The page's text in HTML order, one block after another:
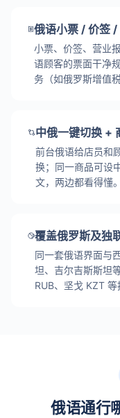
俄语小票 / 价签
小票、价签、营业
语顾客的票面干净
务（如俄罗斯增值
中俄一键切换 +
前台俄语给店员和
换；同一商品可设
文，两边都看得懂。
覆盖俄罗斯及独
同一套俄语界面与
坦、吉尔吉斯斯坦
RUB、坚戈 KZT 等
俄语通行